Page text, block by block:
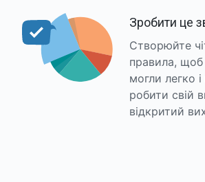
Зробити це
Створюйте
правила, щоб
могли легко
робити свій
відкритий